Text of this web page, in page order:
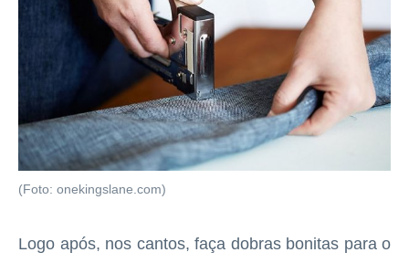
(Foto: onekingslane.com)
Logo após, nos cantos, faça dobras bonitas para o